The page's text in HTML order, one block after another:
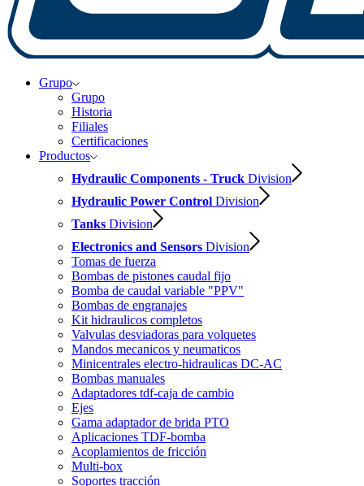
Grupo
Grupo
Historia
Filiales
Certificaciones
Productos
Hydraulic Components - Truck Division
Hydraulic Power Control Division
Tanks Division
Electronics and Sensors Division
Tomas de fuerza
Bombas de pistones caudal fijo
Bomba de caudal variable "PPV"
Bombas de engranajes
Kit hidraulicos completos
Valvulas desviadoras para volquetes
Mandos mecanicos y neumaticos
Minicentrales electro-hidraulicas DC-AC
Bombas manuales
Adaptadores tdf-caja de cambio
Ejes
Gama adaptador de brida PTO
Aplicaciones TDF-bomba
Acoplamientos de fricción
Multi-box
Soportes tracción